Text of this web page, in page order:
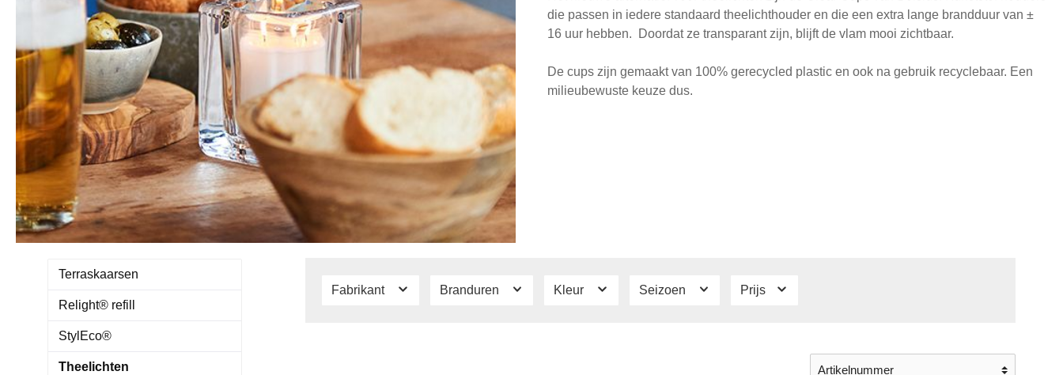
die passen in iedere standaard theelichthouder en die een extra lange brandduur van ±
16 uur hebben. Doordat ze transparant zijn, blijft de vlam mooi zichtbaar.
De cups zijn gemaakt van 100% gerecycled plastic en ook na gebruik recyclebaar. Een
milieubewuste keuze dus.
Terraskaarsen
Relight® refill
StylEco®
Theelichten
Fabrikant Branduren Kleur Seizoen Prijs